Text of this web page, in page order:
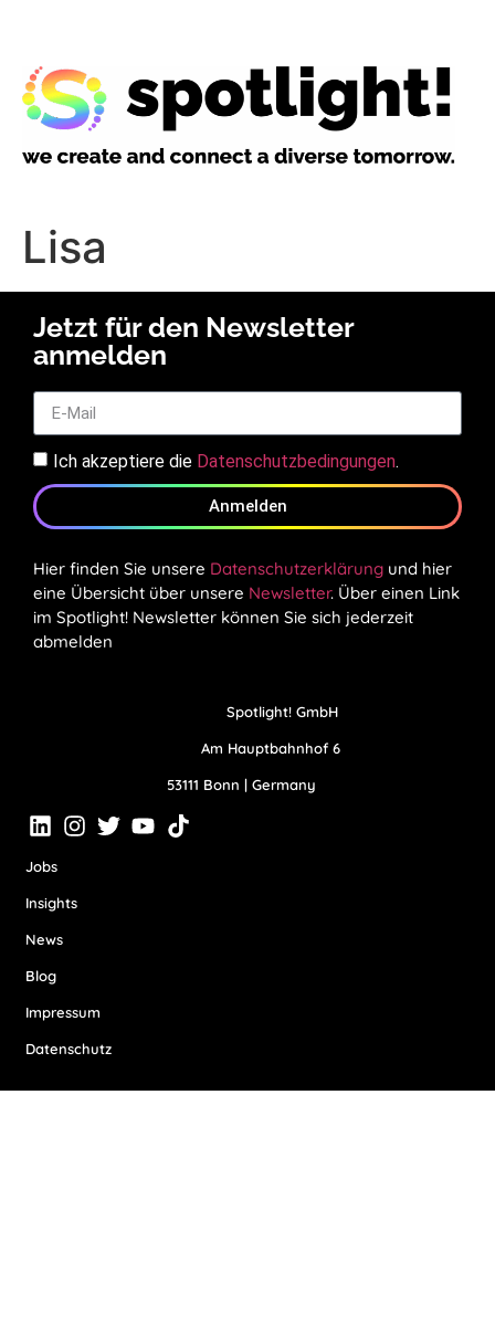
Lisa
Jetzt für den Newsletter
anmelden
Ich akzeptiere die Datenschutzbedingungen.
Anmelden
Hier finden Sie unsere Datenschutzerklärung und hier
eine Übersicht über unsere Newsletter. Über einen Link
im Spotlight! Newsletter können Sie sich jederzeit
abmelden
Spotlight! GmbH
Am Hauptbahnhof 6
53111 Bonn | Germany
Jobs
Insights
News
Blog
Impressum
Datenschutz